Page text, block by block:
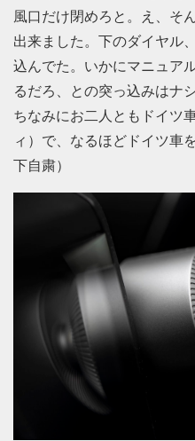
風口だけ閉めろと。え、そ
出来ました。下のダイヤル
込んでた。いかにマニュア
るだろ、との突っ込みはナシ
ちなみにお二人ともドイツ
ィ）で、なるほどドイツ車
下自粛）